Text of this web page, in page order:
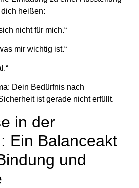
heißen:
nicht für mich.“
mir wichtig ist.“
Dein Bedürfnis nach
ist gerade nicht erfüllt.
in der
Ein Balanceakt
und